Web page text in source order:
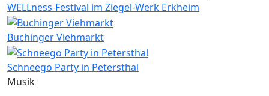
WELLness-Festival im Ziegel-Werk Erkheim
Buchinger Viehmarkt
Schneego Party in Petersthal
Musik